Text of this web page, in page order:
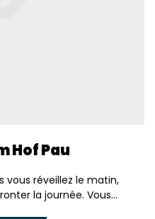
Hof Pau
vous réveillez le matin,
la journée. Vous...